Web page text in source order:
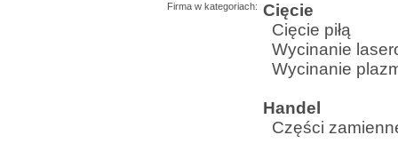
Firma w kategoriach: Cięcie
Cięcie piłą
Wycinanie
Wycinanie
Handel
Części